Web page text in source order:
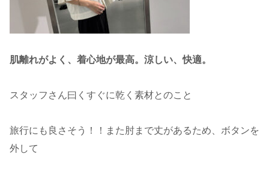
肌離れがよく、着心地が最高。涼しい、快適。
スタッフさん曰くすぐに乾く素材とのこと
旅行にも良さそう！！また肘まで丈があるため、ボタンを
外して